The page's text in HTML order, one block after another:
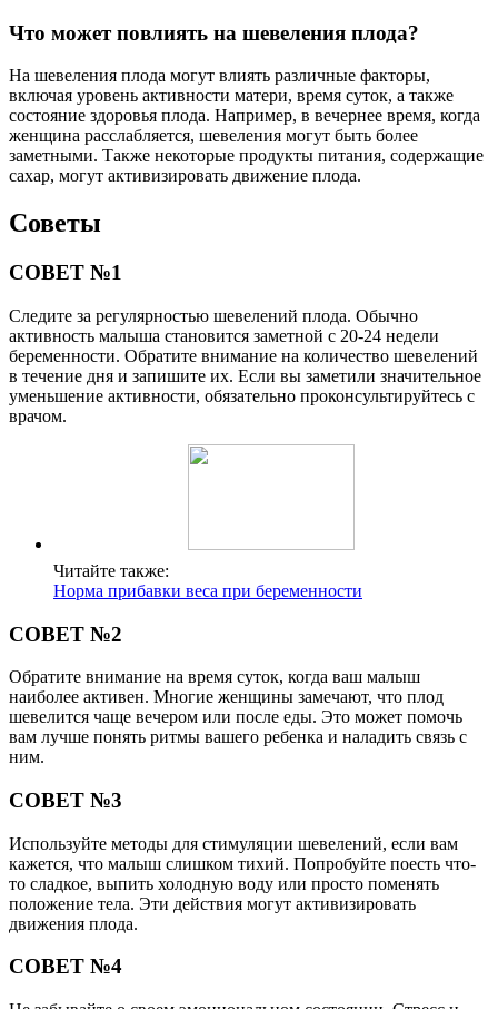
Что может повлиять на шевеления плода?
На шевеления плода могут влиять различные факторы,
включая уровень активности матери, время суток, а также
состояние здоровья плода. Например, в вечернее время, когда
женщина расслабляется, шевеления могут быть более
заметными. Также некоторые продукты питания, содержащие
сахар, могут активизировать движение плода.
Советы
СОВЕТ №1
Следите за регулярностью шевелений плода. Обычно
активность малыша становится заметной с 20-24 недели
беременности. Обратите внимание на количество шевелений
в течение дня и запишите их. Если вы заметили значительное
уменьшение активности, обязательно проконсультируйтесь с
врачом.
Читайте также:
Норма прибавки веса при беременности
СОВЕТ №2
Обратите внимание на время суток, когда ваш малыш
наиболее активен. Многие женщины замечают, что плод
шевелится чаще вечером или после еды. Это может помочь
вам лучше понять ритмы вашего ребенка и наладить связь с
ним.
СОВЕТ №3
Используйте методы для стимуляции шевелений, если вам
кажется, что малыш слишком тихий. Попробуйте поесть что-
то сладкое, выпить холодную воду или просто поменять
положение тела. Эти действия могут активизировать
движения плода.
СОВЕТ №4